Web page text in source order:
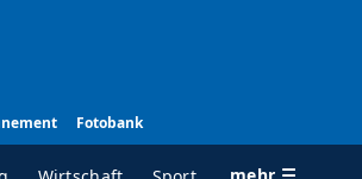
Fotobank